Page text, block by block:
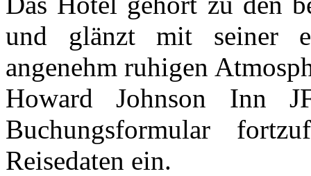
und glänzt mit seiner
angenehm ruhigen
Howard Johnson Inn
Buchungsformular
Reisedaten ein.